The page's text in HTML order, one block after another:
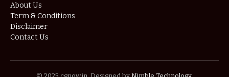
About Us
Term & Conditions
Disclaimer
Contact Us